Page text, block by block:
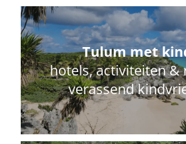
Tulum met
hotels, activiteiten &
verassend